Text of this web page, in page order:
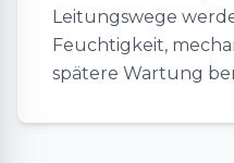
Leitungswege
Feuchtigkeit,
spätere Wartung